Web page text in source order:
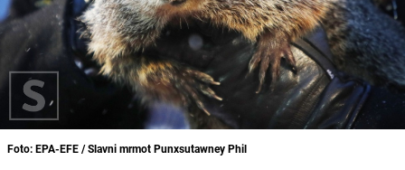
Foto: EPA-EFE / Slavni mrmot Punxsutawney Phil